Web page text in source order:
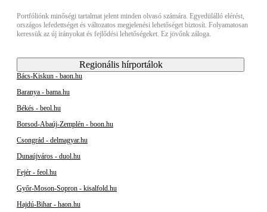
Portfóliónk minőségi tartalmat jelent minden olvasó számára. Egyedülálló elérést,
országos lefedettséget és változatos megjelenési lehetőséget biztosít. Folyamatosan
keressük az új irányokat és fejlődési lehetőségeket. Ez jövőnk záloga.
Regionális hírportálok
Bács-Kiskun - baon.hu
Baranya - bama.hu
Békés - beol.hu
Borsod-Abaúj-Zemplén - boon.hu
Csongrád - delmagyar.hu
Dunaújváros - duol.hu
Fejér - feol.hu
Győr-Moson-Sopron - kisalfold.hu
Hajdú-Bihar - haon.hu